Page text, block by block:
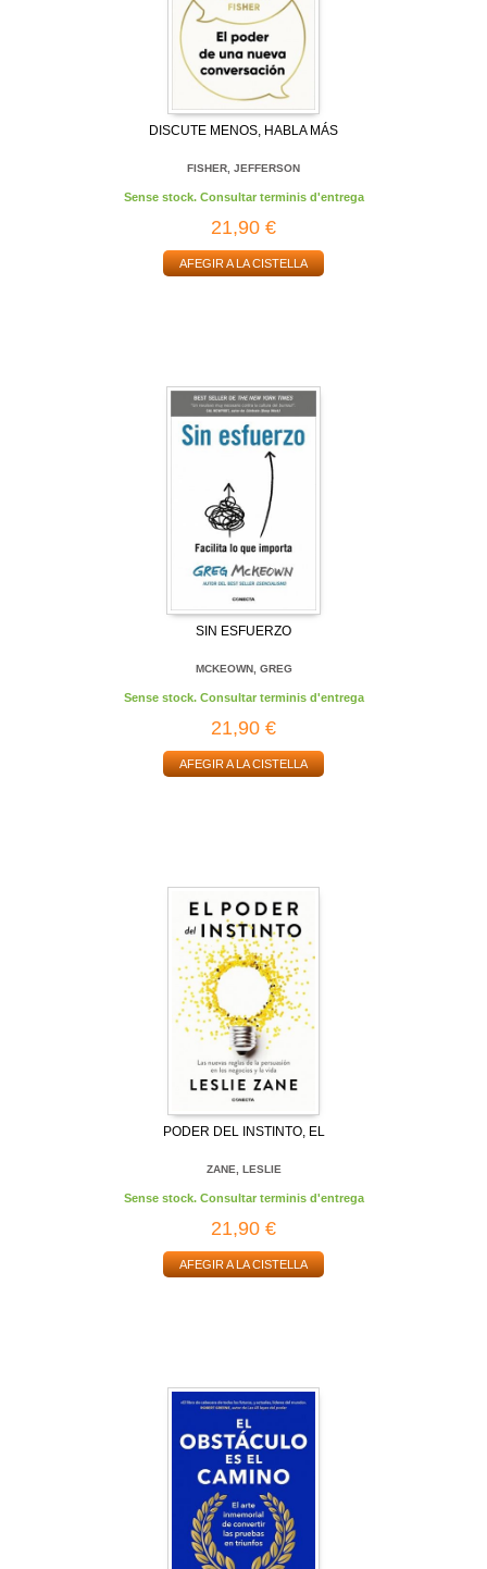
DISCUTE MENOS, HABLA MÁS
FISHER, JEFFERSON
Sense stock. Consultar terminis d'entrega
21,90 €
AFEGIR A LA CISTELLA
SIN ESFUERZO
MCKEOWN, GREG
Sense stock. Consultar terminis d'entrega
21,90 €
AFEGIR A LA CISTELLA
PODER DEL INSTINTO, EL
ZANE, LESLIE
Sense stock. Consultar terminis d'entrega
21,90 €
AFEGIR A LA CISTELLA